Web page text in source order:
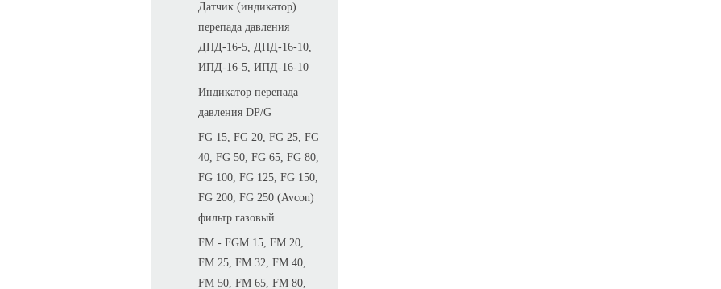
Датчик (индикатор)
перепада давления
ДПД-16-5, ДПД-16-10,
ИПД-16-5, ИПД-16-10
Индикатор перепада
давления DP/G
FG 15, FG 20, FG 25, FG
40, FG 50, FG 65, FG 80,
FG 100, FG 125, FG 150,
FG 200, FG 250 (Avcon)
фильтр газовый
FM - FGM 15, FM 20,
FM 25, FM 32, FM 40,
FM 50, FM 65, FM 80,